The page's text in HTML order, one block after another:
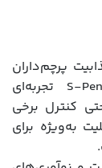
پرچم‌داران
داشته‌اند. Galaxy S25 Ultra با قلم S-Pen تجربه‌ای
کنترل برخی
به‌ویژه برای